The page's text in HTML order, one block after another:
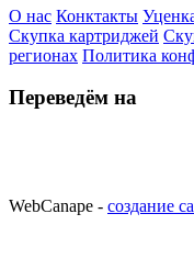
О нас Конктакты
Скупка картриджей
регионах Политика
Переведём на
WebCanape - создание